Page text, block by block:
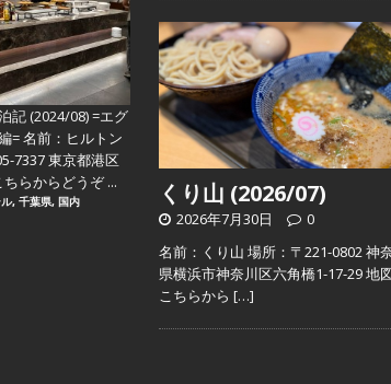
記 (2024/08) =エグ
=名前：ヒルトン
7337 東京都港区
らからどうぞ ...
, 千葉県, 国内 くり山 (2026/07)
2026年7月30日
0
名前：くり山 場所：〒221-0802 神
県横浜市神奈川区六角橋1-17-29 地
こちらから […]